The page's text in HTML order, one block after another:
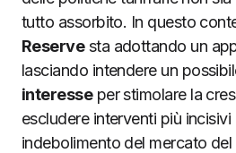
tutto assorbito. In questo
Reservesta adottando un
lasciando intendere un
interesseper stimolare la
escludere interventi più
indebolimento del mercato del